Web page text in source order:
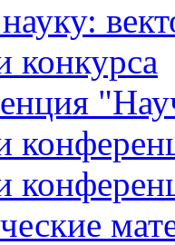
конкурса